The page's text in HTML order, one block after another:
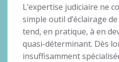
L’expertise judiciaire ne
simple outil d’éclairage
tend, en pratique, à en
quasi-déterminant. Dès
insuffisamment